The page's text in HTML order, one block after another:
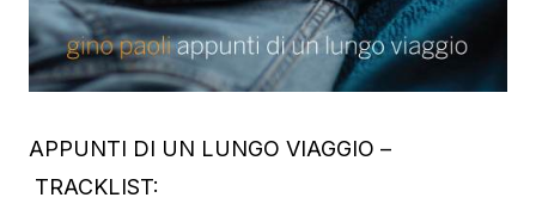
APPUNTI DI UN LUNGO VIAGGIO –
TRACKLIST: